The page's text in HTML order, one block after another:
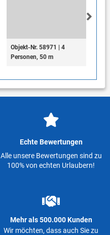
Objekt-Nr. 58971 | 4
Personen, 50 m
Echte Bewertungen
Alle unsere Bewertungen sind zu
100% von echten Urlaubern!
Mehr als 500.000 Kunden
Wir möchten, dass auch Sie zu